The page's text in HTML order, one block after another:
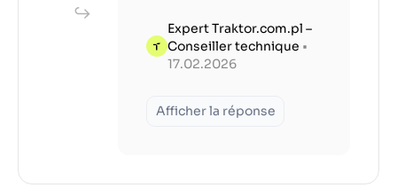
Expert Traktor.com.pl –
Conseiller technique •
17.02.2026
Afficher la réponse